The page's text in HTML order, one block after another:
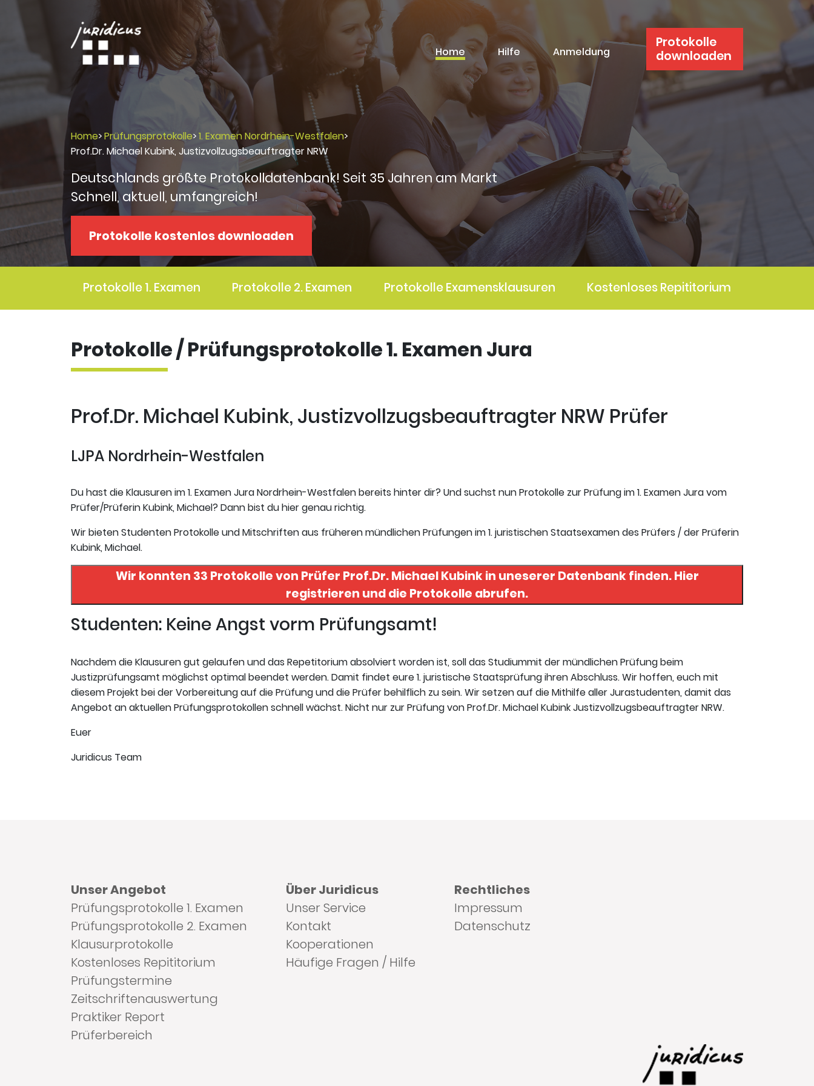
Home Hilfe Anmeldung
Protokolle
downloaden
Home>Prüfungsprotokolle>1. Examen Nordrhein-Westfalen>
Prof.Dr. Michael Kubink, Jus­tiz­vollzugsbeauftragter NRW
Deutschlands größte Protokolldatenbank! Seit 35 Jahren am Markt
Schnell, aktuell, umfangreich!
Protokolle kostenlos downloaden
Protokolle 1. Examen Protokolle 2. Examen Protokolle Examensklausuren Kostenloses Repititorium
Protokolle / Prüfungsprotokolle 1. Examen Jura
Prof.Dr. Michael Kubink, Jus­tiz­vollzugsbeauftragter NRW Prüfer
LJPA Nordrhein-Westfalen
Du hast die Klausuren im 1. Examen Jura Nordrhein-Westfalen bereits hinter dir? Und suchst nun Protokolle zur Prüfung im 1. Examen Jura vom
Prüfer/Prüferin Kubink, Michael? Dann bist du hier genau richtig.
Wir bieten Studenten Protokolle und Mitschriften aus früheren mündlichen Prüfungen im 1. juristischen Staatsexamen des Prüfers / der Prüferin
Kubink, Michael.
Wir konnten 33 Protokolle von Prüfer Prof.Dr. Michael Kubinkin uneserer Datenbank finden. Hier
registrieren und die Protokolle abrufen.
Studenten: Keine Angst vorm Prüfungsamt!
Nachdem die Klausuren gut gelaufen und das Repetitorium absolviert worden ist, soll das Studiummit der mündlichen Prüfung beim
Justizprüfungsamt möglichst optimal beendet werden. Damit findet eure 1. juristische Staatsprüfung ihren Abschluss. Wir hoffen, euch mit
diesem Projekt bei der Vorbereitung auf die Prüfung und die Prüfer behilflich zu sein. Wir setzen auf die Mithilfe aller Jurastudenten, damit das
Angebot an aktuellen Prüfungsprotokollen schnell wächst. Nicht nur zur Prüfung von Prof.Dr. Michael Kubink Jus­tiz­vollzugsbeauftragter NRW.
Euer
Juridicus Team
Unser Angebot
Prüfungsprotokolle 1. Examen
Prüfungsprotokolle 2. Examen
Klausurprotokolle
Kostenloses Repititorium
Prüfungstermine
Zeitschriftenauswertung
Praktiker Report
Prüferbereich
Über Juridicus
Unser Service
Kontakt
Kooperationen
Häufige Fragen / Hilfe
Rechtliches
Impressum
Datenschutz